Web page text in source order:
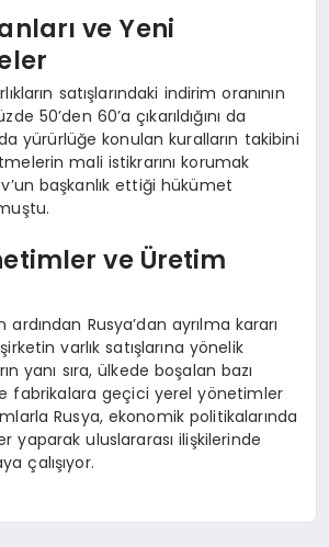
ve Yeni
satışlarındaki indirim oranının
50’den 60’a çıkarıldığını da
yürürlüğe konulan kuralların takibini
mali istikrarını korumak
başkanlık ettiği hükümet
ve Üretim
ardından Rusya’dan ayrılma kararı
varlık satışlarına yönelik
yanı sıra, ülkede boşalan bazı
fabrikalara geçici yerel yönetimler
Rusya, ekonomik politikalarında
yaparak uluslararası ilişkilerinde
çalışıyor.